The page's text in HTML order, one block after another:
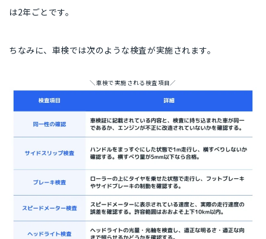
は2年ごとです。
ちなみに、車検では次のような検査が実施されます。
＼車検で実施される検査項目／